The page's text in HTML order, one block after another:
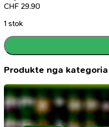
CHF 29.90
1 stok
Produkte nga